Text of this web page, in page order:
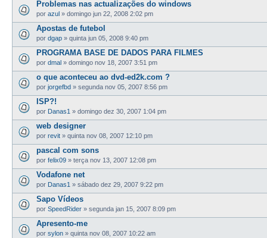
Problemas nas actualizações do windows
por azul » domingo jun 22, 2008 2:02 pm
Apostas de futebol
por dgap » quinta jun 05, 2008 9:40 pm
PROGRAMA BASE DE DADOS PARA FILMES
por dmal » domingo nov 18, 2007 3:51 pm
o que aconteceu ao dvd-ed2k.com ?
por jorgefbd » segunda nov 05, 2007 8:56 pm
ISP?!
por Danas1 » domingo dez 30, 2007 1:04 pm
web designer
por revit » quinta nov 08, 2007 12:10 pm
pascal com sons
por felix09 » terça nov 13, 2007 12:08 pm
Vodafone net
por Danas1 » sábado dez 29, 2007 9:22 pm
Sapo Vídeos
por SpeedRider » segunda jan 15, 2007 8:09 pm
Apresento-me
por sylon » quinta nov 08, 2007 10:22 am